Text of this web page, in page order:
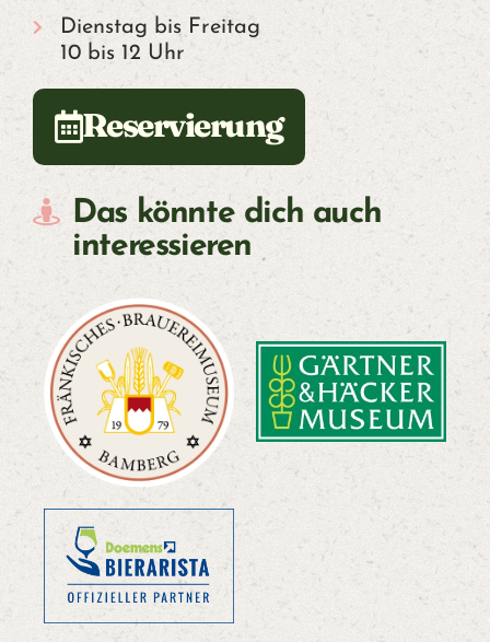
Dienstag bis Freitag
10 bis 12 Uhr
Reservierung
Das könnte dich auch
interessieren